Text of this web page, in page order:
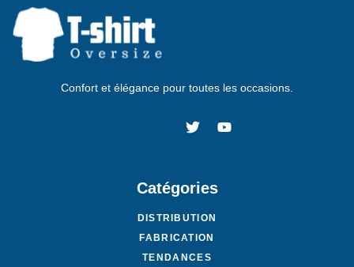
Confort et élégance pour toutes les occasions.
Catégories
DISTRIBUTION
FABRICATION
TENDANCES